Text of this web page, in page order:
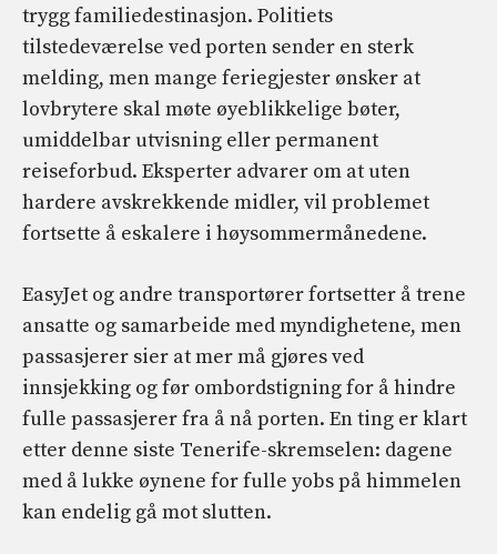
trygg familiedestinasjon. Politiets
tilstedeværelse ved porten sender en sterk
melding, men mange feriegjester ønsker at
lovbrytere skal møte øyeblikkelige bøter,
umiddelbar utvisning eller permanent
reiseforbud. Eksperter advarer om at uten
hardere avskrekkende midler, vil problemet
fortsette å eskalere i høysommermånedene.
EasyJet og andre transportører fortsetter å trene
ansatte og samarbeide med myndighetene, men
passasjerer sier at mer må gjøres ved
innsjekking og før ombordstigning for å hindre
fulle passasjerer fra å nå porten. En ting er klart
etter denne siste Tenerife-skremselen: dagene
med å lukke øynene for fulle yobs på himmelen
kan endelig gå mot slutten.